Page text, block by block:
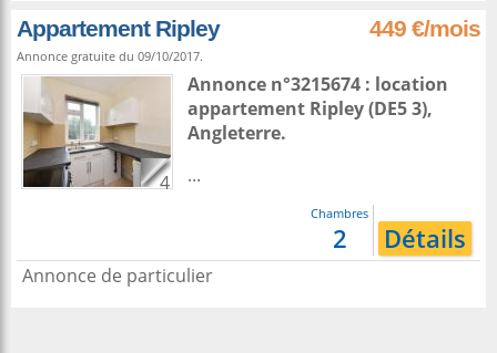
Appartement Ripley 449 €/mois
Annonce gratuite du 09/10/2017.
4
Annonce n°3215674 : location
appartement Ripley(DE5 3),
Angleterre.
...
Chambres
2 Détails
Annonce de particulier